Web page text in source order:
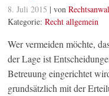
8. Juli 2015 | von
Kategorie:Recht allgemein
Wer vermeiden möchte,
der Lage ist
Betreuung eingerichtet
grundsätzlich mit der